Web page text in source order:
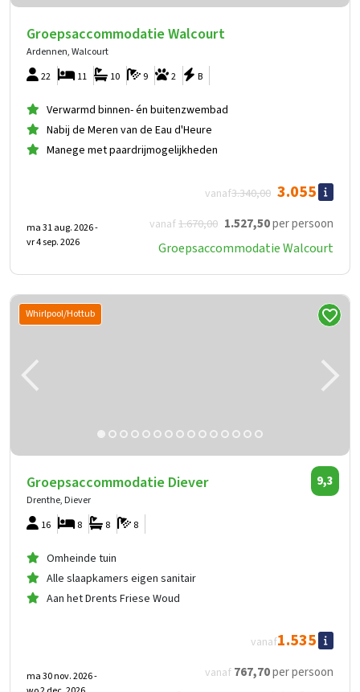
Groepsaccommodatie Walcourt
Ardennen, Walcourt
22
2
9
10 B
11
Verwarmd binnen- én buitenzwembad
Nabij de Meren van de Eau d'Heure
Manege met paardrijmogelijkheden
vanaf1.670,00 1.527,50per persoon
vanaf3.340,00 3.055
ma 31 aug. 2026 -
vr 4 sep. 2026
Groepsaccommodatie Walcourt
Whirlpool/Hottub
Groepsaccommodatie Diever
Drenthe, Diever
9,3
16 8
8
8
Omheinde tuin
Alle slaapkamers eigen sanitair
Aan het Drents Friese Woud
vanaf 767,70per persoon
vanaf1.535
ma 30 nov. 2026 -